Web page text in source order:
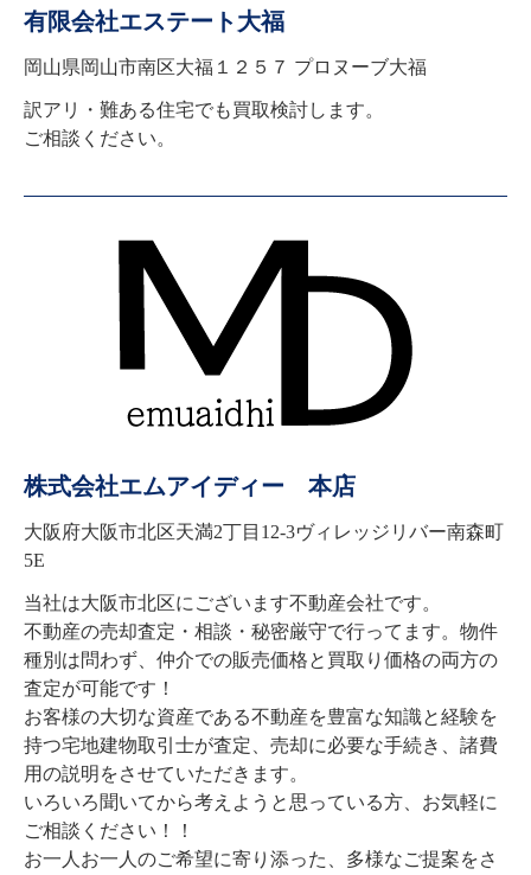
有限会社エステート大福
岡山県岡山市南区大福１２５７ プロヌーブ大福
訳アリ・難ある住宅でも買取検討します。
ご相談ください。
株式会社エムアイディー 本店
大阪府大阪市北区天満2丁目12-3ヴィレッジリバー南森町
5E
当社は大阪市北区にございます不動産会社です。
不動産の売却査定・相談・秘密厳守で行ってます。物件
種別は問わず、仲介での販売価格と買取り価格の両方の
査定が可能です！
お客様の大切な資産である不動産を豊富な知識と経験を
持つ宅地建物取引士が査定、売却に必要な手続き、諸費
用の説明をさせていただきます。
いろいろ聞いてから考えようと思っている方、お気軽に
ご相談ください！！
お一人お一人のご希望に寄り添った、多様なご提案をさ